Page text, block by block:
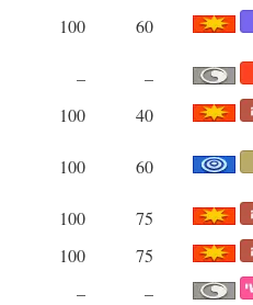
60
100
–
–
40
100
60
100
75
100
75
100
–
–